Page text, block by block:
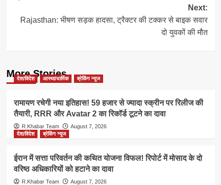
Next:
Rajasthan: भीषण सड़क हादसा, ट्रैक्टर की टक्कर से बाइक सवार
दो युवकों की मौत
More Stories
देश/विदेश आस्था/धार्मिक ब्रेकिंग न्यूज
रामायण रचेगी नया इतिहास! 59 हजार से ज्यादा स्क्रीन पर रिलीज की
तैयारी, RRR और Avatar 2 का रिकॉर्ड टूटने का दावा
R.Khabar Team
August 7, 2026
देश/विदेश
ब्रेकिंग न्यूज
ईरान में सत्ता परिवर्तन की कथित योजना विफल! रिपोर्ट में मोसाद के दो
वरिष्ठ अधिकारियों को हटाने का दावा
R.Khabar Team August 7, 2026